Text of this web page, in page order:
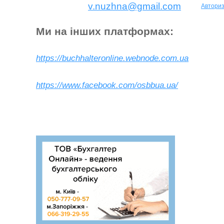
v.nuzhna@gmail.com
Ми на інших платформах:
https://buchhalteronline.webnode.com.ua
https://www.facebook.com/osbbua.ua/